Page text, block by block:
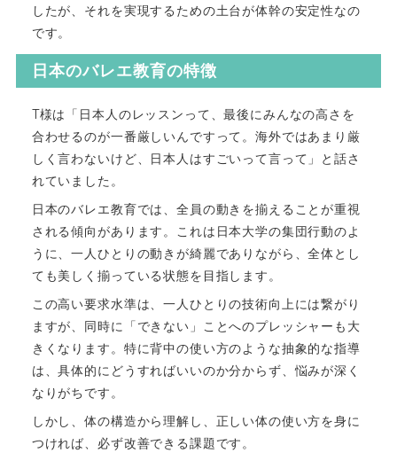
したが、それを実現するための土台が体幹の安定性なの
です。
日本のバレエ教育の特徴
T様は「日本人のレッスンって、最後にみんなの高さを
合わせるのが一番厳しいんですって。海外ではあまり厳
しく言わないけど、日本人はすごいって言って」と話さ
れていました。
日本のバレエ教育では、全員の動きを揃えることが重視
される傾向があります。これは日本大学の集団行動のよ
うに、一人ひとりの動きが綺麗でありながら、全体とし
ても美しく揃っている状態を目指します。
この高い要求水準は、一人ひとりの技術向上には繋がり
ますが、同時に「できない」ことへのプレッシャーも大
きくなります。特に背中の使い方のような抽象的な指導
は、具体的にどうすればいいのか分からず、悩みが深く
なりがちです。
しかし、体の構造から理解し、正しい体の使い方を身に
つければ、必ず改善できる課題です。